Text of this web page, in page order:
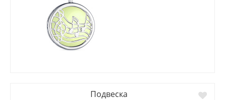
Подвеска